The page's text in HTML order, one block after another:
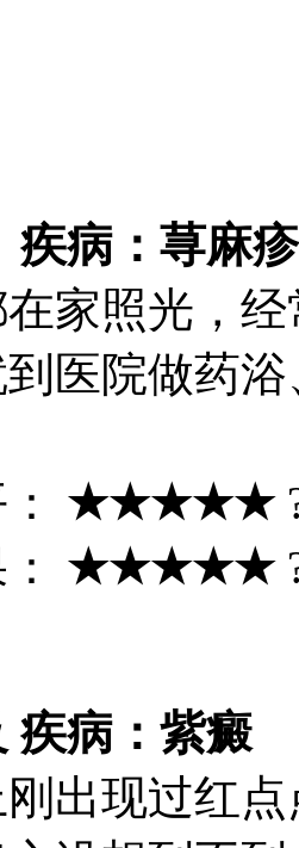
疾病：荨麻疹
家照光，
医院做药
★★★★★
★★★★★
疾病：紫癜
出现过红